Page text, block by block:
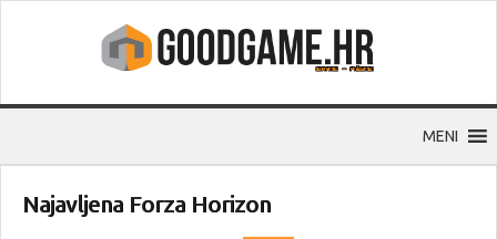
MENI
Najavljena Forza Horizon